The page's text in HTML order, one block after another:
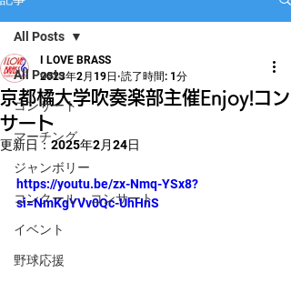
All Posts
コンサート
マーチング
ジャンボリー
コンクール・コンサート
イベント
野球応援
All Posts
京都橘大学吹奏楽部主催Enjoy!コン
サート
I LOVE BRASS
2023年2月19日 読了時間: 1分
更新日： 2025年2月24日
https://youtu.be/zx-Nmq-YSx8?
si=NmKgYVv0Qc-UhHnS